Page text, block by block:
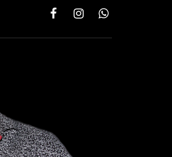
FacebookInstagramWhatsApp